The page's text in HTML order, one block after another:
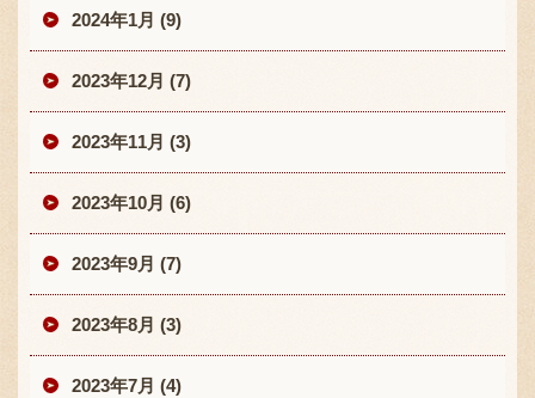
2024年1月 (9)
2023年12月 (7)
2023年11月 (3)
2023年10月 (6)
2023年9月 (7)
2023年8月 (3)
2023年7月 (4)